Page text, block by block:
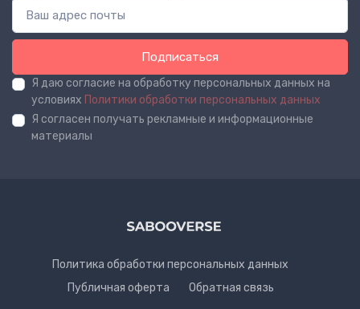
Подписаться
Я даю согласие на обработку персональных данных на
условиях Политики обработки персональных данных
Я согласен получать рекламные и информационные
материалы
Политика обработки персональных данных
Публичная оферта
Обратная связь